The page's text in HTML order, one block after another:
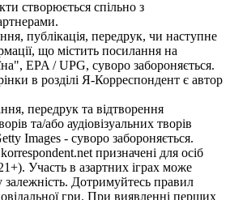
створюється спільно з
публікація, передрук, чи наступне
що містить посилання на
EPA / UPG, суворо забороняється.
в розділі Я-Корреспондент є автор
передрук та відтворення
та/або аудіовізуальних творів
Images - суворо забороняється.
призначені для осіб
Участь в азартних іграх може
залежність. Дотримуйтесь правил
гри. При виявленні перших